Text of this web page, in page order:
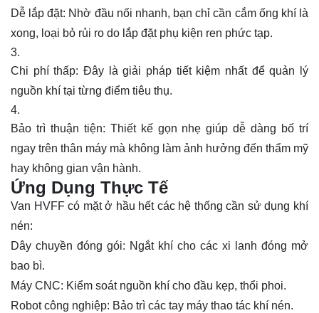
Dễ lắp đặt: Nhờ đầu nối nhanh, bạn chỉ cần cắm ống khí là
xong, loại bỏ rủi ro do lắp đặt phụ kiện ren phức tạp.
Chi phí thấp: Đây là giải pháp tiết kiệm nhất để quản lý
nguồn khí tại từng điểm tiêu thụ.
Bảo trì thuận tiện: Thiết kế gọn nhẹ giúp dễ dàng bố trí
ngay trên thân máy mà không làm ảnh hưởng đến thẩm mỹ
hay không gian vận hành.
Ứng Dụng Thực Tế
Van HVFF có mặt ở hầu hết các hệ thống cần sử dụng khí
nén:
Dây chuyền đóng gói: Ngắt khí cho các xi lanh đóng mở
bao bì.
Máy CNC: Kiểm soát nguồn khí cho đầu kẹp, thổi phoi.
Robotcông nghiệp: Bảo trì các tay máy thao tác khí nén.